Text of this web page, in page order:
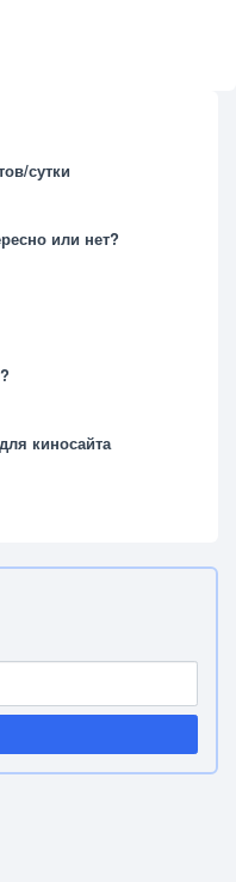
сутки
или нет?
киносайта